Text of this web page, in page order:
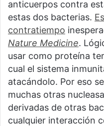
anticuerpos contra
estas dos bacterias.
contratiempo
Nature Medicine.
usar como proteína
cual el sistema
atacándolo. Por eso
muchas otras
derivadas de otras
cualquier interacción